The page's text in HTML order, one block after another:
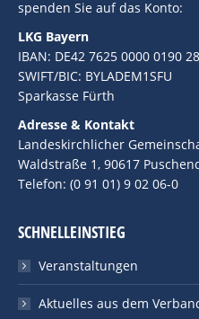
spenden Sie auf das Konto:
LKG Bayern
IBAN: DE42 7625 0000 0190
SWIFT/BIC: BYLADEM1SFU
Sparkasse Fürth
Adresse & Kontakt
Landeskirchlicher
Waldstraße 1, 90617
Telefon: (0 91 01) 9 02 06-0
SCHNELLEINSTIEG
Veranstaltungen
Aktuelles aus dem